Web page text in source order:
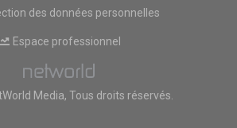
des données personnelles
Espace professionnel
Media, Tous droits réservés.